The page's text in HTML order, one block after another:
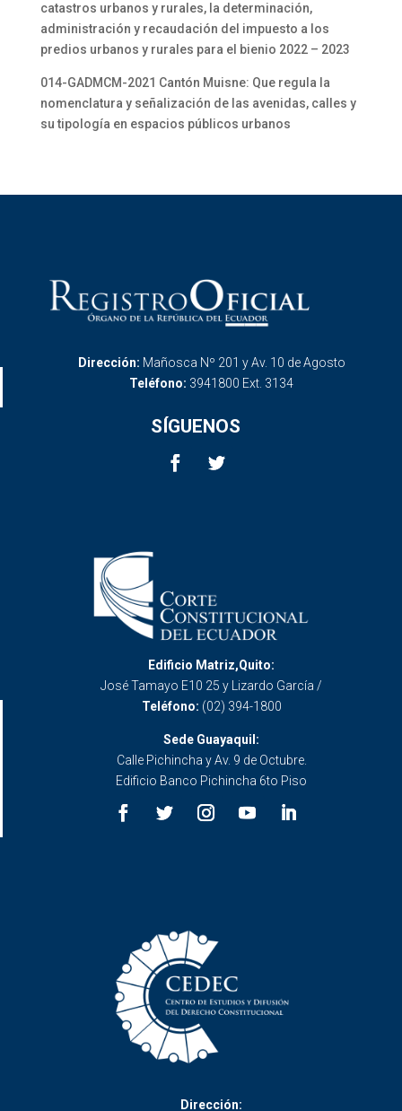
catastros urbanos y rurales, la determinación,
administración y recaudación del impuesto a los
predios urbanos y rurales para el bienio 2022 – 2023
014-GADMCM-2021 Cantón Muisne: Que regula la
nomenclatura y señalización de las avenidas, calles y
su tipología en espacios públicos urbanos
Dirección: Mañosca Nº 201 y Av. 10 de Agosto
Teléfono: 3941800 Ext. 3134
SÍGUENOS
Edificio Matriz,Quito:
José Tamayo E10 25 y Lizardo García /
Teléfono: (02) 394-1800
Sede Guayaquil:
Calle Pichincha y Av. 9 de Octubre.
Edificio Banco Pichincha 6to Piso
Dirección: